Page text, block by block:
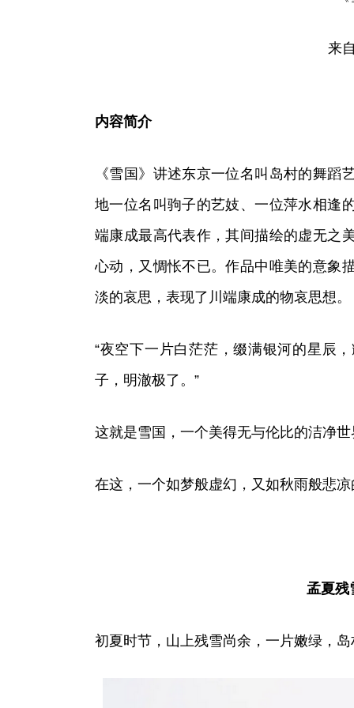
来
内容简介
《雪国》讲述东京一位名叫岛村的舞
地一位名叫驹子的艺妓、一位萍水相逢
端康成最高代表作，其间描绘的虚无之
心动，又惆怅不已。作品中唯美的意象
淡的哀思，表现了川端康成的物哀思想。
“夜空下一片白茫茫，缀满银河的星辰
子，明澈极了。”
这就是雪国，一个美得无与伦比的洁净世
在这，一个如梦般虚幻，又如秋雨般悲
孟夏残
初夏时节，山上残雪尚余，一片嫩绿，